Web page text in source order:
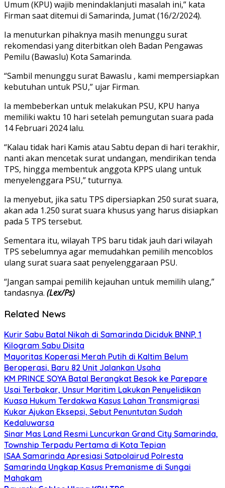
Umum (KPU) wajib menindaklanjuti masalah ini,” kata
Firman saat ditemui di Samarinda, Jumat (16/2/2024).
Ia menuturkan pihaknya masih menunggu surat
rekomendasi yang diterbitkan oleh Badan Pengawas
Pemilu (Bawaslu) Kota Samarinda.
“Sambil menunggu surat Bawaslu , kami mempersiapkan
kebutuhan untuk PSU,” ujar Firman.
Ia membeberkan untuk melakukan PSU, KPU hanya
memiliki waktu 10 hari setelah pemungutan suara pada
14 Februari 2024 lalu.
“Kalau tidak hari Kamis atau Sabtu depan di hari terakhir,
nanti akan mencetak surat undangan, mendirikan tenda
TPS, hingga membentuk anggota KPPS ulang untuk
menyelenggara PSU,” tuturnya.
Ia menyebut, jika satu TPS dipersiapkan 250 surat suara,
akan ada 1.250 surat suara khusus yang harus disiapkan
pada 5 TPS tersebut.
Sementara itu, wilayah TPS baru tidak jauh dari wilayah
TPS sebelumnya agar memudahkan pemilih mencoblos
ulang surat suara saat penyelenggaraan PSU.
“Jangan sampai pemilih kejauhan untuk memilih ulang,”
tandasnya. (Lex/Ps)
Related News
Kurir Sabu Batal Nikah di Samarinda Diciduk BNNP, 1
Kilogram Sabu Disita
Mayoritas Koperasi Merah Putih di Kaltim Belum
Beroperasi, Baru 82 Unit Jalankan Usaha
KM PRINCE SOYA Batal Berangkat Besok ke Parepare
Usai Terbakar, Unsur Maritim Lakukan Penyelidikan
Kuasa Hukum Terdakwa Kasus Lahan Transmigrasi
Kukar Ajukan Eksepsi, Sebut Penuntutan Sudah
Kedaluwarsa
Sinar Mas Land Resmi Luncurkan Grand City Samarinda,
Township Terpadu Pertama di Kota Tepian
ISAA Samarinda Apresiasi Satpolairud Polresta
Samarinda Ungkap Kasus Premanisme di Sungai
Mahakam